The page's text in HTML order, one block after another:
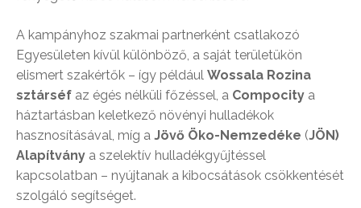
A kampányhoz szakmai partnerként csatlakozó
Egyesületen kívül különböző, a saját területükön
elismert szakértők – így például Wossala Rozina
sztárséf az égés nélküli főzéssel, a Compocity a
háztartásban keletkező növényi hulladékok
hasznosításával, míg a Jövő Öko-Nemzedéke (JÖN)
Alapítvány a szelektív hulladékgyűjtéssel
kapcsolatban – nyújtanak a kibocsátások csökkentését
szolgáló segítséget.